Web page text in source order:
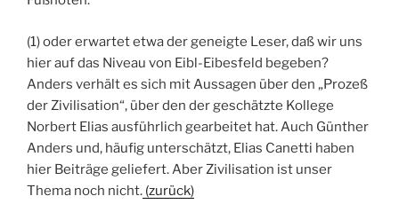
(1) oder erwartet etwa der geneigte Leser, daß wir uns
hier auf das Niveau von Eibl-Eibesfeld begeben?
Anders verhält es sich mit Aussagen über den „Prozeß
der Zivilisation“, über den der geschätzte Kollege
Norbert Elias ausführlich gearbeitet hat. Auch Günther
Anders und, häufig unterschätzt, Elias Canetti haben
hier Beiträge geliefert. Aber Zivilisation ist unser
Thema noch nicht. (zurück)